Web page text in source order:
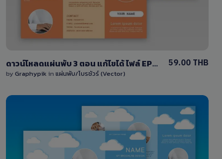
ดาวน์โหลดแผ่นพับ 3 ตอน แก้ไขได้ ไฟล์ EPS (Vector) ครบชุด หน้า-หลัง
by Graphypik in แผ่นพับ/โบรชัวร์ (Vector)
59.00 THB
View Details